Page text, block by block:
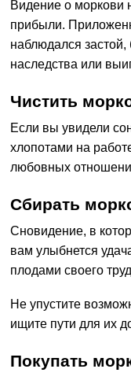
Видение о моркови
прибыли.
наблюдался застой,
наследства или
Чистить
Если вы увидели
хлопотами на
любовных
Сбирать
Сновидение, в
вам улыбнется
плодами своего
Не упустите
ищите пути для их
Покупать